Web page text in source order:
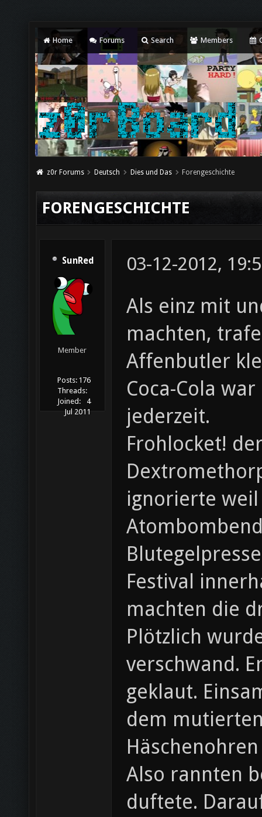
Home Forums Search Members
z0r Forums Deutsch Dies und Das Forengeschichte
FORENGESCHICHTE
SunRed
Member
Posts: 176
Threads:
4
Joined:
Jul 2011
03-12-2012,
Als einz mit
machten,
Affenbutler
Coca-Cola
jederzeit.
Frohlocket!
ignorierte
Festival
machten die
Plötzlich
verschwand.
geklaut.
dem
Also rannten
duftete.